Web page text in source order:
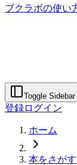
ブクラボの使い
Toggle Sidebar
登録ログイン
ホーム
本をさがす